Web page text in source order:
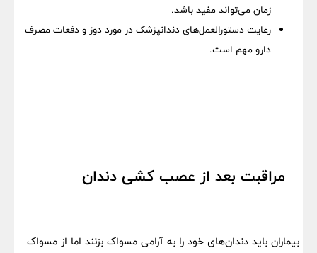
زمان می‌تواند مفید باشد.
رعایت دستورالعمل‌های دندانپزشک در مورد دوز و دفعات مصرف
دارو مهم است.
مراقبت بعد از عصب کشی دندان
بیماران باید دندان‌های خود را به آرامی مسواک بزنند اما از مسواک